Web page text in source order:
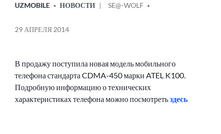
В
UZMOBILE НОВОСТИ
ОТ
SE@-WOLF
29 АПРЕЛЯ 2014
В продажу поступила новая модель мобильного
телефона стандарта CDMA-450 марки ATEL K100.
Подробную информацию о технических
характеристиках телефона можно посмотретьздесь